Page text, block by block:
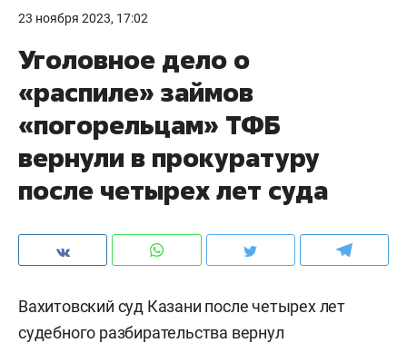
23 ноября 2023, 17:02
Уголовное дело о
«распиле» займов
«погорельцам» ТФБ
вернули в прокуратуру
после четырех лет суда
Вахитовский суд Казани после четырех лет
судебного разбирательства вернул